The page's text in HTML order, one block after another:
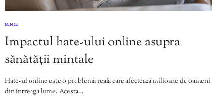
MINTE
Impactul hate-ului online asupra
sănătății mintale
Hate-ul online este o problemă reală care afectează milioane de oameni
din întreaga lume. Acesta…